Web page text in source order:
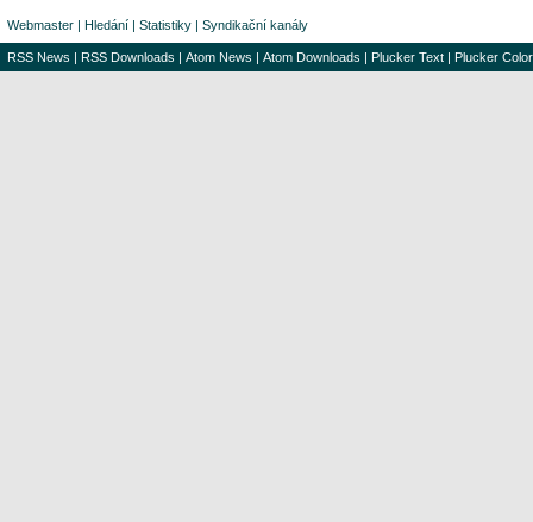
Webmaster | Hledání | Statistiky | Syndikační kanály
RSS News | RSS Downloads | Atom News | Atom Downloads | Plucker Text | Plucker Color